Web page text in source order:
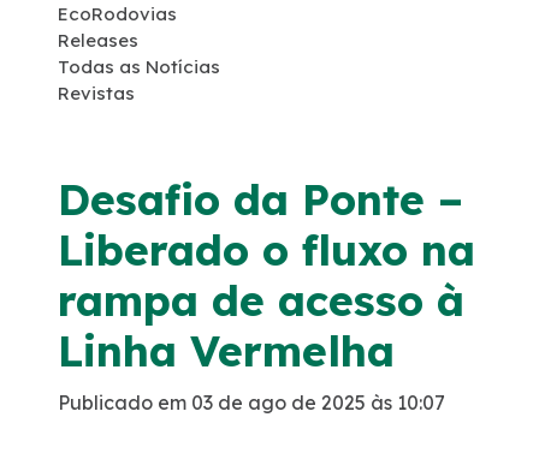
Sustentabilidade
Projetos Socioambientais
Compromisso de Regularização Ambiental
Política de Gestão Integrada
Compromisso Ambiental
EcoRodovias
Releases
Todas as Notícias
Revistas
Desafio da Ponte –
Liberado o fluxo na
rampa de acesso à
Linha Vermelha
Publicado em 03 de ago de 2025 às 10:07